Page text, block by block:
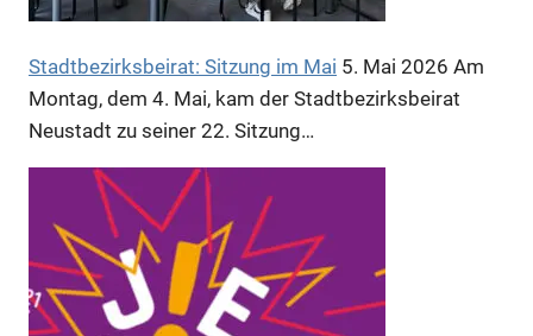
Stadtbezirksbeirat: Sitzung im Mai 5. Mai 2026 Am
Montag, dem 4. Mai, kam der Stadtbezirksbeirat
Neustadt zu seiner 22. Sitzung…